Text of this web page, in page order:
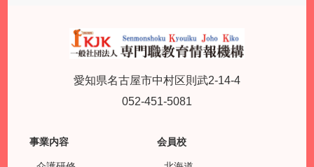
愛知県名古屋市中村区則武2-14-4
052-451-5081
事業内容 会員校